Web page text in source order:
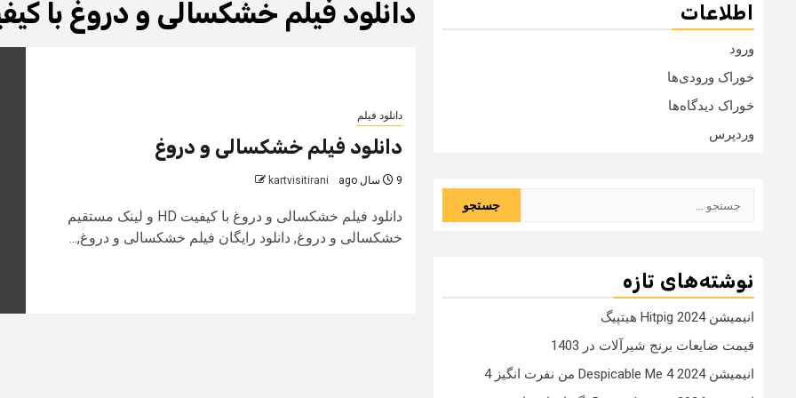
دانلود فیلم خشکسالی و دروغ با
دانلود فیلم
دانلود فیلم خشکسالی و دروغ
9 سال ago kartvisitirani
دانلود فیلم خشکسالی و دروغ با کیفیت HD و لینک مستقیم
خشکسالی و دروغ, دانلود رایگان فیلم خشکسالی و دروغ,...
اطلاعات
ورود
خوراک ورودی‌ها
خوراک دیدگاه‌ها
وردپرس
نوشته‌های تازه
انیمیشن Hitpig 2024 هیتپیگ
قیمت ضایعات برنج شیرآلات در 1403
انیمیشن Despicable Me 4 2024 من نفرت انگیز 4